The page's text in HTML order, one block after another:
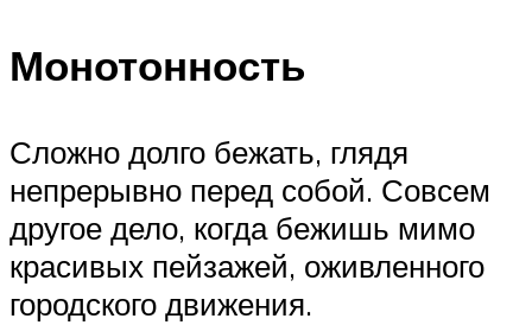
Монотонность
Сложно долго бежать, глядя
непрерывно перед собой. Совсем
другое дело, когда бежишь мимо
красивых пейзажей, оживленного
городского движения.